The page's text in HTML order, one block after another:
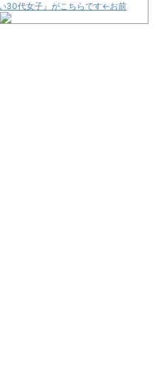
30代女子』がこちらです←お前